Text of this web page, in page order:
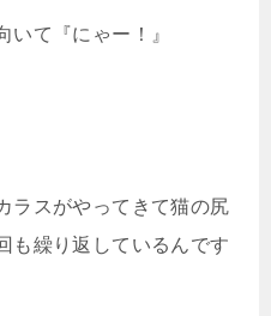
いて『にゃー！』
ラスがやってきて猫の尻
も繰り返しているんです